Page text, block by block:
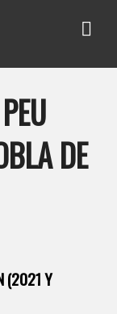
DE
(2021 Y